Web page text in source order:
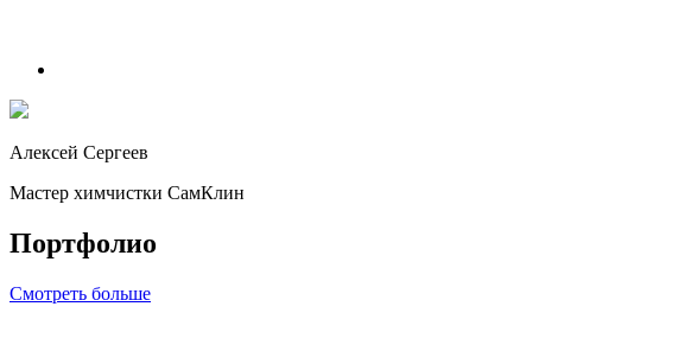
Алексей Сергеев
Мастер химчистки СамКлин
Портфолио
Смотреть больше